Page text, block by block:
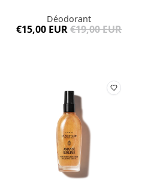
Déodorant
€15,00 EUR€19,00 EUR